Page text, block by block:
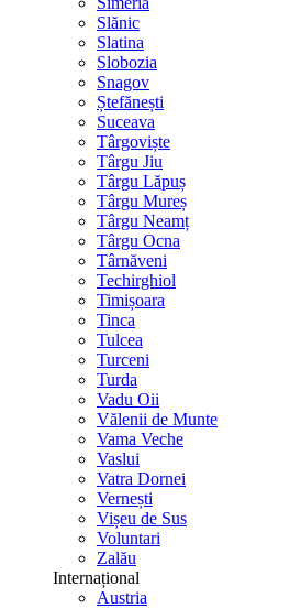
Slănic
Slatina
Slobozia
Snagov
Ștefănești
Suceava
Târgoviște
Târgu Jiu
Târgu Lăpuș
Târgu Mureș
Târgu Neamț
Târgu Ocna
Târnăveni
Techirghiol
Timișoara
Tinca
Tulcea
Turceni
Turda
Vadu Oii
Vălenii de Munte
Vama Veche
Vaslui
Vatra Dornei
Vernești
Vișeu de Sus
Voluntari
Zalău
Internațional
Austria